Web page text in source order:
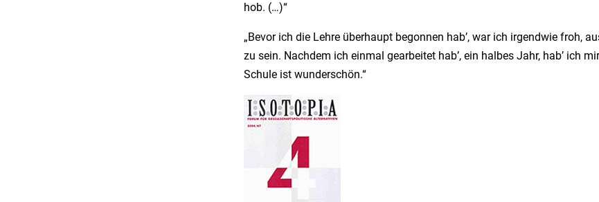
hob. (…)“
„Bevor ich die Lehre überhaupt begonnen hab’, war ich irgendwie froh,
zu sein. Nachdem ich einmal gearbeitet hab’, ein halbes Jahr, hab’ ich
Schule ist wunderschön.“